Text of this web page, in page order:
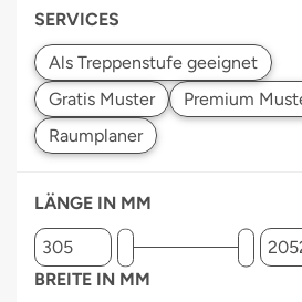
SERVICES
LÄNGE IN MM
BREITE IN MM